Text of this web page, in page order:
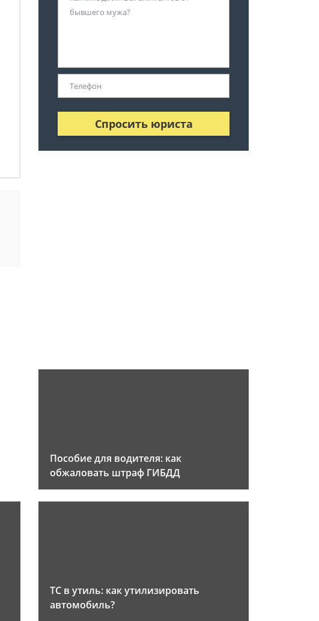
Спросить юриста
Пособие для водителя: как
обжаловать штраф ГИБДД
ТС в утиль: как утилизировать
автомобиль?